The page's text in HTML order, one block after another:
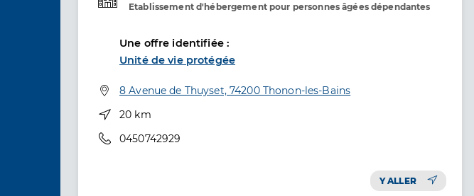
Etablissement d'hébergement pour personnes âgées dépendantes
Etablissement de soins
Une offre identifiée :
Unité de vie protégée
Adresse
8 Avenue de Thuyset, 74200 Thonon-les-Bains
Distance
20 km
Téléphone
0450742929
Y ALLER